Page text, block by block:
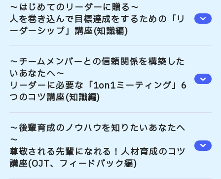
～はじめてのリーダーに贈る～
人を巻き込んで目標達成をするための「リ
ーダーシップ」講座(知識編)
～チームメンバーとの信頼関係を構築した
いあなたへ～
リーダーに必要な「1on1ミーティング」6
つのコツ講座(知識編)
～後輩育成のノウハウを知りたいあなたへ
～
尊敬される先輩になれる！人材育成のコツ
講座(OJT、フィードバック編)